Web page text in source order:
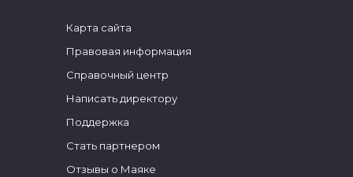
Карта сайта
Правовая информация
Справочный центр
Написать директору
Поддержка
Стать партнером
Отзывы о Маяке